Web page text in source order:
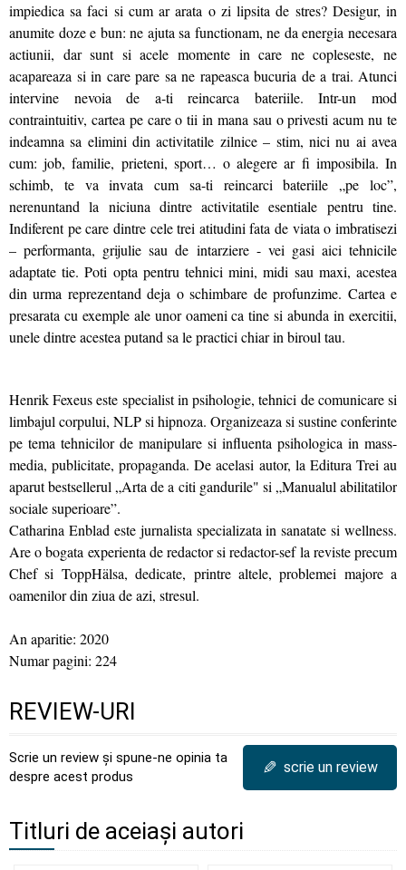
impiedica sa faci si cum ar arata o zi lipsita de stres? Desigur, in
anumite doze e bun: ne ajuta sa functionam, ne da energia necesara
actiunii, dar sunt si acele momente in care ne copleseste, ne
acapareaza si in care pare sa ne rapeasca bucuria de a trai. Atunci
intervine nevoia de a-ti reincarca bateriile. Intr-un mod
contraintuitiv, cartea pe care o tii in mana sau o privesti acum nu te
indeamna sa elimini din activitatile zilnice – stim, nici nu ai avea
cum: job, familie, prieteni, sport… o alegere ar fi imposibila. In
schimb, te va invata cum sa-ti reincarci bateriile „pe loc”,
nerenuntand la niciuna dintre activitatile esentiale pentru tine.
Indiferent pe care dintre cele trei atitudini fata de viata o imbratisezi
– performanta, grijulie sau de intarziere - vei gasi aici tehnicile
adaptate tie. Poti opta pentru tehnici mini, midi sau maxi, acestea
din urma reprezentand deja o schimbare de profunzime. Cartea e
presarata cu exemple ale unor oameni ca tine si abunda in exercitii,
unele dintre acestea putand sa le practici chiar in biroul tau.
Henrik Fexeus este specialist in psihologie, tehnici de comunicare si
limbajul corpului, NLP si hipnoza. Organizeaza si sustine conferinte
pe tema tehnicilor de manipulare si influenta psihologica in mass-
media, publicitate, propaganda. De acelasi autor, la Editura Trei au
aparut bestsellerul „Arta de a citi gandurile" si „Manualul abilitatilor
sociale superioare”.
Catharina Enblad este jurnalista specializata in sanatate si wellness.
Are o bogata experienta de redactor si redactor-sef la reviste precum
Chef si ToppHälsa, dedicate, printre altele, problemei majore a
oamenilor din ziua de azi, stresul.
An aparitie: 2020
Numar pagini: 224
REVIEW-URI
Scrie un review și spune-ne opinia ta
despre acest produs
✎ scrie un review
Titluri de aceiași autori